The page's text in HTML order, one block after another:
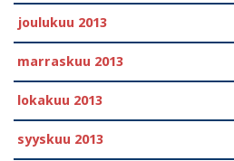
joulukuu 2013
marraskuu 2013
lokakuu 2013
syyskuu 2013